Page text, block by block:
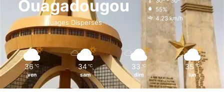
o
k
i
n
r
Ouagadougou
Nuages Dispersés
55%
4.23 km/h
36 ℃
ven
34 ℃
sam
33 ℃
dim
35 ℃
lun